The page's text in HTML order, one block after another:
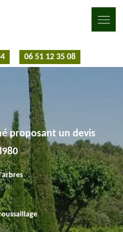
06 51 12 35 08
proposant un devis